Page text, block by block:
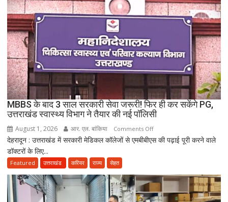
नया
विवाद,
के
नाबालिग
का
दावा;
CWC
ने
जारी
किया
नोटिस
MBBS के बाद 3 साल सरकारी सेवा जरूरी! फिर ही कर सकेंगे PG,
उत्तराखंड स्वास्थ्य विभाग ने तैयार की नई पॉलिसी
August 1, 2026 आर. एल. बांकिया Comments Offon
MBBS
3
साल
सरकारी
देहरादून : उत्तराखंड में सरकारी मेडिकल कॉलेजों से एमबीबीएस की पढ़ाई पूरी करने वाले
डॉक्टरों के लिए...
Featured उत्तराखंड करियर राज्य सेहत